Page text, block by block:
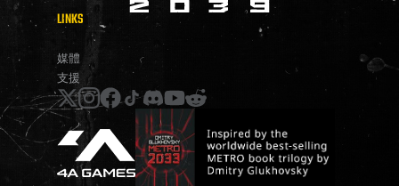
METRO 2039
LINKS
媒體
支援
x instagram
facebook
tiktokdiscord
youtube
reddit